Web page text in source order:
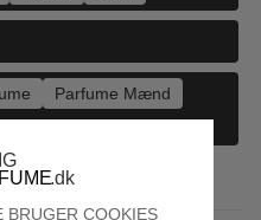
BRUGER COOKIES
Parfume Mænd